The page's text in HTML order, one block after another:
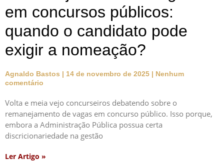
em concursos públicos:
quando o candidato pode
exigir a nomeação?
Agnaldo Bastos 14 de novembro de 2025
Nenhum
comentário
Volta e meia vejo concurseiros debatendo sobre o
remanejamento de vagas em concurso público. Isso porque,
embora a Administração Pública possua certa
discricionariedade na gestão
Ler Artigo »